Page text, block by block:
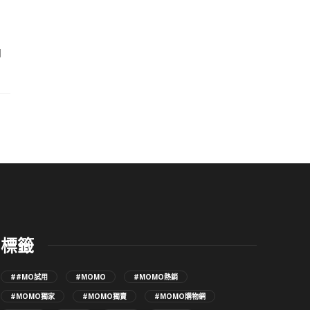
標籤
##MO試用 #MOMO
#MOMO熱銷
#MOMO獨家
#MOMO獨賣 #MOMO購物網